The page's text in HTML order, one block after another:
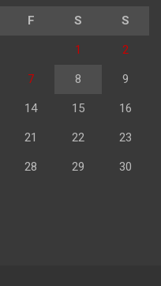
F S S
1 2
7 8 9
14 15 16
21 22 23
28 29 30